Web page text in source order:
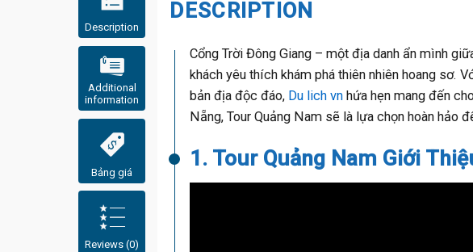
Description
Additional
information
Bảng giá
Reviews (0)
DESCRIPTION
Cổng Trời Đông Giang – một địa danh ẩn mình
khách yêu thích khám phá thiên nhiên hoang sơ.
bản địa độc đáo, Du lich vn hứa hẹn mang đến
Nẵng, Tour Quảng Nam sẽ là lựa chọn hoàn hảo
1. Tour Quảng Nam Giới